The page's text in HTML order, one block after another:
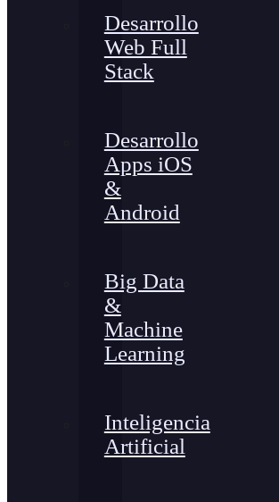
Desarrollo
Web Full
Stack
Desarrollo
Apps iOS
&
Android
Big Data
&
Machine
Learning
Inteligencia
Artificial